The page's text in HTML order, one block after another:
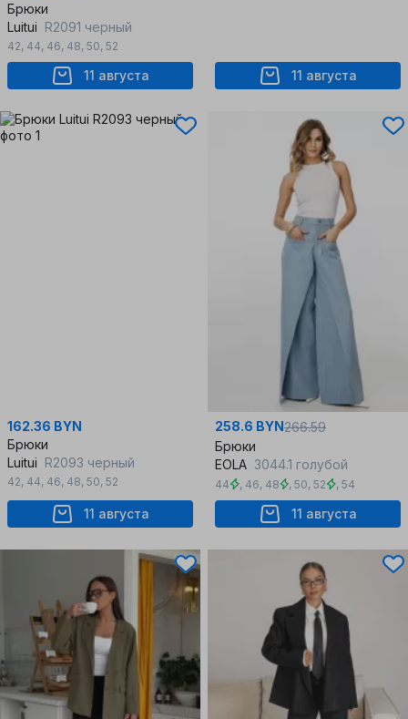
Брюки
Luitui R2091 черный
42, 44, 46, 48, 50, 52
11 августа 11 августа
162.36 BYN
Брюки
Luitui R2093 черный
42, 44, 46, 48, 50, 52
11 августа
258.6 BYN266.59
Брюки
EOLA 3044.1 голубой
44 , 46, 48 , 50, 52 , 54
11 августа